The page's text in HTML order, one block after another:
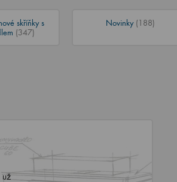
skříňky s
(347)
Novinky (188)
už